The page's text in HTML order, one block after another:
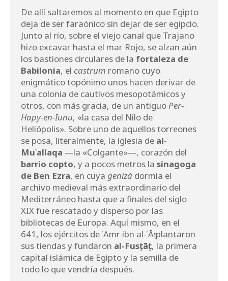
De allí saltaremos al momento en que Egipto
deja de ser faraónico sin dejar de ser egipcio.
Junto al río, sobre el viejo canal que Trajano
hizo excavar hasta el mar Rojo, se alzan aún
los bastiones circulares de la fortaleza de
Babilonia, el castrum romano cuyo
enigmático topónimo unos hacen derivar de
una colonia de cautivos mesopotámicos y
otros, con más gracia, de un antiguoPer-
Hapy-en-Iunu, «la casa del Nilo de
Heliópolis». Sobre uno de aquellos torreones
se posa, literalmente, la iglesia de al-
Muʿallaqa —la «Colgante»—, corazón del
barrio copto, y a pocos metros la sinagoga
de Ben Ezra, en cuya genizá dormía el
archivo medieval más extraordinario del
Mediterráneo hasta que a finales del siglo
XIX fue rescatado y disperso por las
bibliotecas de Europa. Aquí mismo, en el
641, los ejércitos de ʿAmr ibn al-ʿĀṣ plantaron
sus tiendas y fundaron al-Fusṭāṭ, la primera
capital islámica de Egipto y la semilla de
todo lo que vendría después.